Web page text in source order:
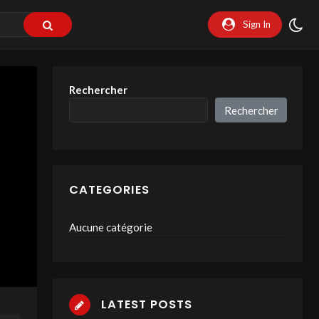
Sign In
Rechercher
Rechercher
CATEGORIES
Aucune catégorie
LATEST POSTS